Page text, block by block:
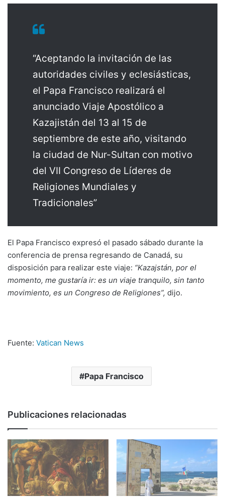
“Aceptando la invitación de las
autoridades civiles y eclesiásticas,
el Papa Francisco realizará el
anunciado Viaje Apostólico a
Kazajistán del 13 al 15 de
septiembre de este año, visitando
la ciudad de Nur-Sultan con motivo
del VII Congreso de Líderes de
Religiones Mundiales y
Tradicionales”
El Papa Francisco expresó el pasado sábado durante la
conferencia de prensa regresando de Canadá, su
disposición para realizar este viaje: “Kazajstán, por el
momento, me gustaría ir: es un viaje tranquilo, sin tanto
movimiento, es un Congreso de Religiones”, dijo.
Fuente: Vatican News
Papa Francisco
Publicaciones relacionadas